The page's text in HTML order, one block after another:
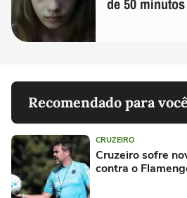
Recomendado para você
CRUZEIRO
Cruzeiro sofre
contra o